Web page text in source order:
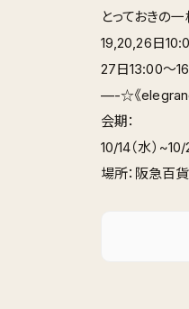
とっておきの
19,20,26日
27日13:00〜
—-☆《
会期：
10/14（水）
場所：阪急百